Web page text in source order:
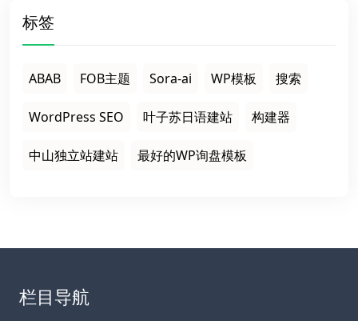
标签
ABAB FOB主题 Sora-ai WP模板 搜索
WordPress SEO 叶子苏日语建站 构建器
中山独立站建站 最好的WP询盘模板
栏目导航